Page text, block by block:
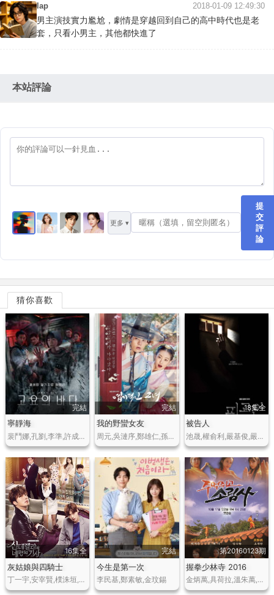
lap 2018-01-09 12:49:30
男主演技實力尷尬，劇情是穿越回到自己的高中時代也是老
套，只看小男主，其他都快進了
本站評論
更多 ▾
提
交
評
論
猜你喜歡
完結
寧靜海
裴鬥娜,孔劉,李準,許成泰,金善映,李茂生,薑末琴,崔英佑
完結
我的野蠻女友
周元,吳漣序,鄭雄仁,孫昌敏,鄭多彬,沈亨倬,李正信,金允慧,郭熙聖,洪成淑,張英南,曹熙奉
18集全
被告人
池晟,權俞利,嚴基俊,嚴賢京,金玟錫,吳昶錫
16集全
灰姑娘與四騎士
丁一宇,安宰賢,樸洙垣,李正信,孫娜恩,崔旻
完結
今生是第一次
李民基,鄭素敏,金玟錫
第20160123期
握拳少林寺 2016
金炳萬,具荷拉,溫朱萬,金宥真(U-ie),李正信,崔貞允,王霏霏(Fei),林秀香,樸哲民,陸重完,金風,河在淑,吳貞妍等